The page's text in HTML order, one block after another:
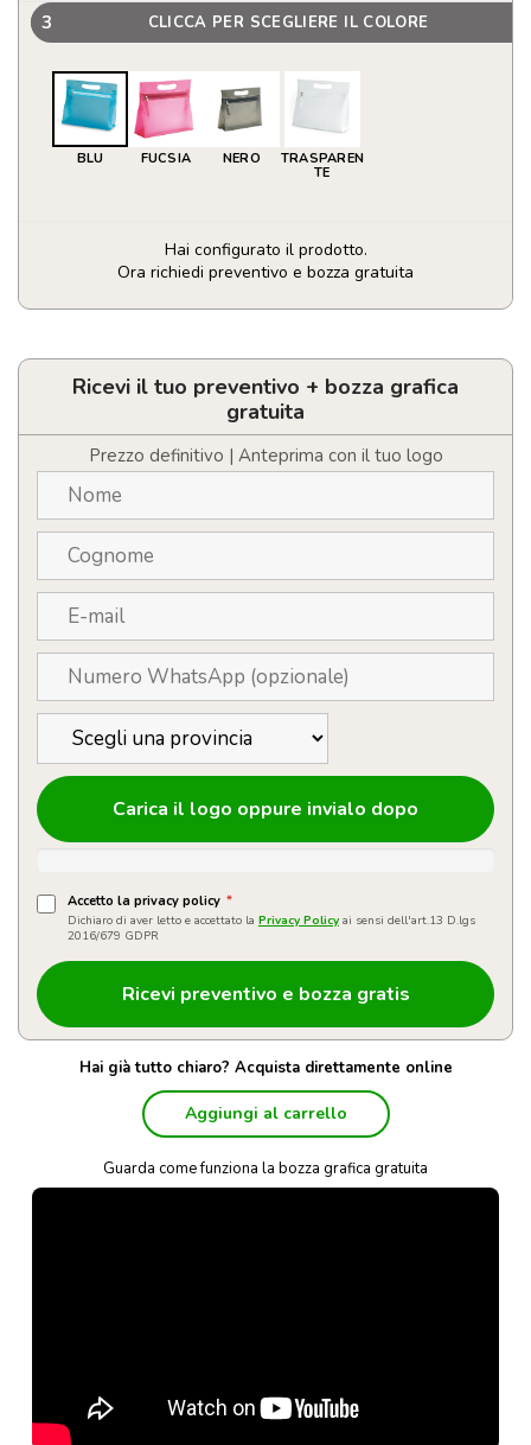
3 CLICCA PER SCEGLIERE IL COLORE
BLU FUCSIA NERO
TRASPAREN
TE
Hai configurato il prodotto.
Ora richiedi preventivo e bozza gratuita
Beauty
in
con
chiusura
zip
quantità
Ricevi il tuo preventivo + bozza grafica
gratuita
Prezzo definitivo | Anteprima con il tuo logo
Carica il logo oppure invialo dopo
Accetto la privacy policy *
Dichiaro di aver letto e accettato la Privacy Policy ai sensi dell'art.13 D.lgs
2016/679 GDPR
Hai già tutto chiaro? Acquista direttamente online
Aggiungi al carrello
Guarda come funziona la bozza grafica gratuita